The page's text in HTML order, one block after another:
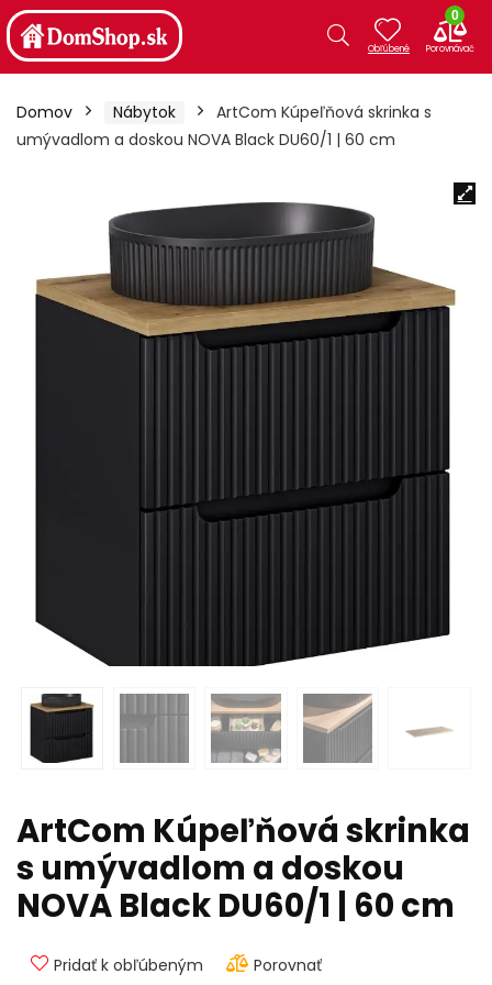
0
Domov Nábytok
ArtCom Kúpeľňová skrinka s
umývadlom a doskou NOVA Black DU60/1 | 60 cm
ArtCom Kúpeľňová skrinka
s umývadlom a doskou
NOVA Black DU60/1 | 60 cm
Pridať k obľúbeným Porovnať